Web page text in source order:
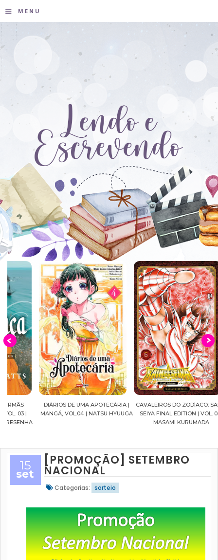
≡ MENU
DIÁRIOS DE UMA APOTECÁRIA |
MANGÁ, VOL.04 | NATSU HYUUGA
CAVALEIROS DO ZODÍACO: SAINT
SEIYA FINAL EDITION | VOL. 05 |
MASAMI KURUMADA
15
set
[PROMOÇÃO] SETEMBRO
NACIONAL
Categorias: sorteio